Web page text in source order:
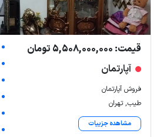
قیمت: 5,508,000,000 تومان
آپارتمان
فروش آپارتمان
طیب, تهران
مشاهده جزییات